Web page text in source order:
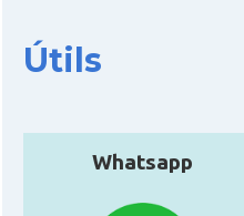
Útils
Whatsapp